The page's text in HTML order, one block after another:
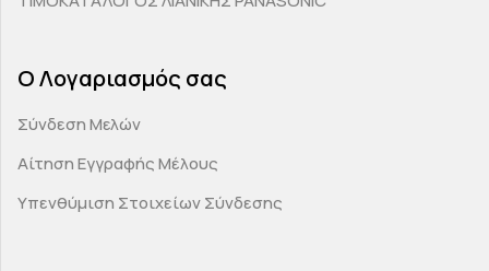
Ο Λογαριασμός σας
Σύνδεση Μελών
Αίτηση Εγγραφής Μέλους
Υπενθύμιση Στοιχείων Σύνδεσης